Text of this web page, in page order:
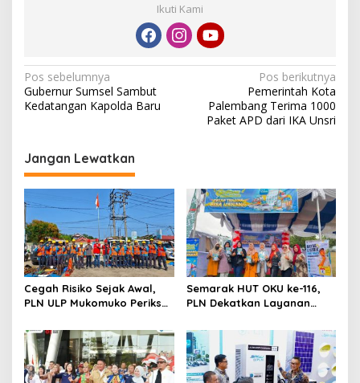
Ikuti Kami
N
a
i
g
a
s
i
p
o
s
Pos sebelumnya
Gubernur Sumsel Sambut
Kedatangan Kapolda Baru
Pos berikutnya
Pemerintah Kota
Palembang Terima 1000
Paket APD dari IKA Unsri
Jangan Lewatkan
Cegah Risiko Sejak Awal,
PLN ULP Mukomuko Periksa
secara Rutin
Semarak HUT OKU ke-116,
PLN Dekatkan Layanan
Mobile 2026